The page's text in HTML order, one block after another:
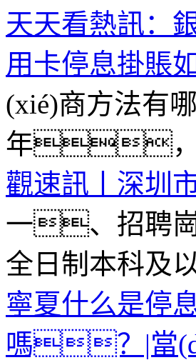
天天看熱訊：
用卡停息掛賬
(xié)商方法有
年，
觀速訊丨深圳
一、招聘崗
全日制本科及
寧夏什么是停
嗎？|當